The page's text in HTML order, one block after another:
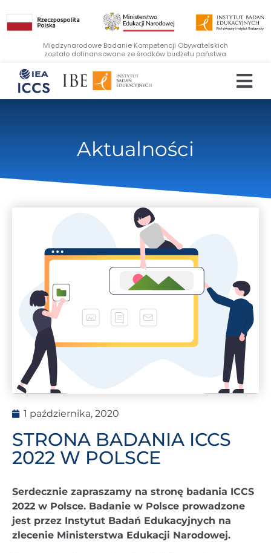
Międzynarodowe Badanie Kompetencji Obywatelskich
zostało dofinansowane ze środków budżetu państwa.
Aktualności
1 października, 2020
STRONA BADANIA ICCS
2022 W POLSCE
Serdecznie zapraszamy na stronę badania ICCS
2022 w Polsce. Badanie w Polsce prowadzone
jest przez Instytut Badań Edukacyjnych na
zlecenie Ministerstwa Edukacji Narodowej.